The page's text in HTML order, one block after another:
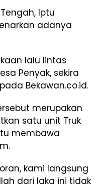
Iptu
adanya
lalu lintas
Penyak, sekira
Bekawan.co.id.
merupakan
satu unit Truk
membawa
kami langsung
dari laka ini tidak